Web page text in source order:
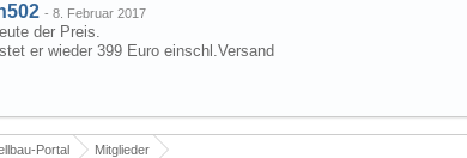
- 8. Februar 2017
der Preis.
er wieder 399 Euro einschl.Versand
Portal Mitglieder